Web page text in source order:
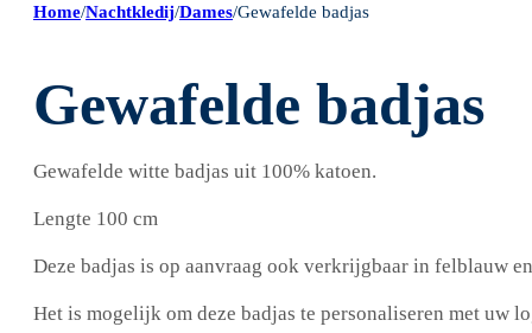
Home/Nachtkledij/Dames/Gewafelde badjas
Gewafelde badjas
Gewafelde witte badjas uit 100% katoen.
Lengte 100 cm
Deze badjas is op aanvraag ook verkrijgbaar in felblauw
Het is mogelijk om deze badjas te personaliseren met uw